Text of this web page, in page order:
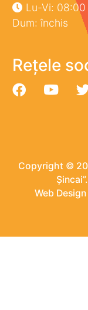
Lu-Vi:
Dum: închis
Rețele
Copyright ©
Web